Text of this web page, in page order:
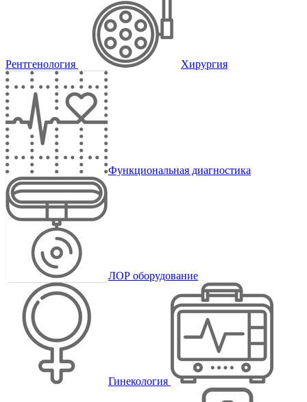
Рентгенология Хирургия
Функциональная диагностика
ЛОР оборудование
Гинекология